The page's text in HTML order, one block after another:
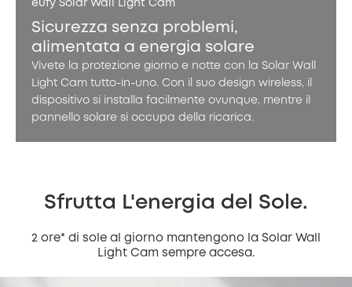
eufy Solar Wall Light Cam
Sicurezza senza problemi,
alimentata a energia solare
Vivete la protezione giorno e notte con la Solar Wall
Light Cam tutto-in-uno. Con il suo design wireless, il
dispositivo si installa facilmente ovunque, mentre il
pannello solare si occupa della ricarica.
Sfrutta L'energia del Sole.
2 ore* di sole al giorno mantengono la Solar Wall
Light Cam sempre accesa.